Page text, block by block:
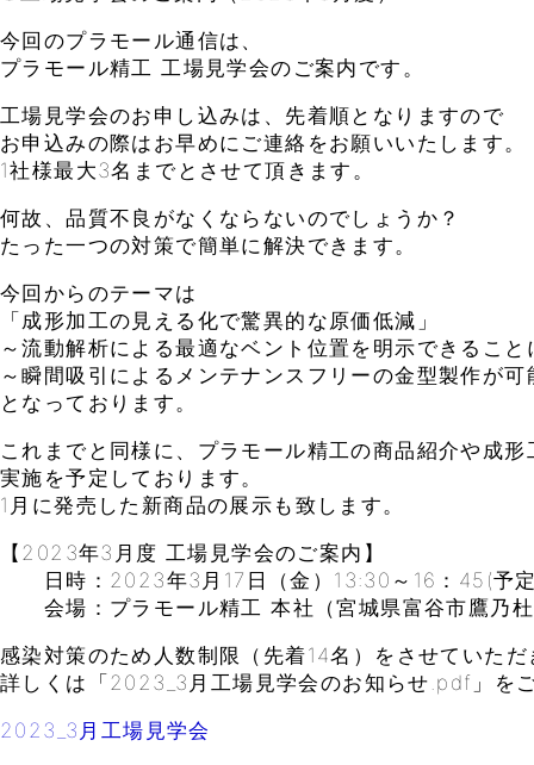
今回のプラモール通信は、
プラモール精工 工場見学会のご案内です。
工場見学会のお申し込みは、先着順となりますので
お申込みの際はお早めにご連絡をお願いいたします。
1社様最大3名までとさせて頂きます。
何故、品質不良がなくならないのでしょうか？
たった一つの対策で簡単に解決できます。
今回からのテーマは
「成形加工の見える化で驚異的な原価低減」
～流動解析による最適なベント位置を明示できること
～瞬間吸引によるメンテナンスフリーの金型製作が可
となっております。
これまでと同様に、プラモール精工の商品紹介や成形
実施を予定しております。
1月に発売した新商品の展示も致します。
【2023年3月度 工場見学会のご案内】
日時：2023年3月17日（金）13:30～16：45(予
会場：プラモール精工 本社（宮城県富谷市鷹乃
感染対策のため人数制限（先着14名）をさせていただ
詳しくは「2023_3月工場見学会のお知らせ.pdf」を
2023_3月工場見学会